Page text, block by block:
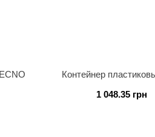
Контейнер
1 048.35 грн